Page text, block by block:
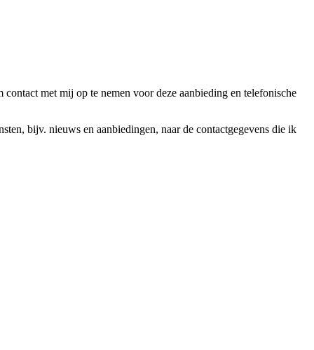
met mij op te nemen voor deze aanbieding en telefonische
bijv. nieuws en aanbiedingen, naar de contactgegevens die ik